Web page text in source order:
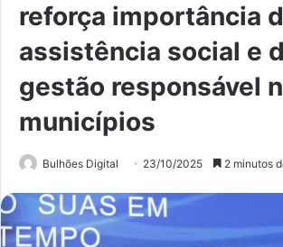
reforça importância
assistência social e
gestão responsável
municípios
Bulhões Digital 23/10/2025 2 minutos